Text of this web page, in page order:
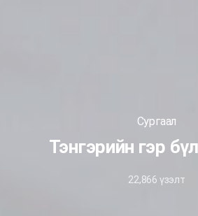
Сургаал
Тэнгэрийн гэр
April
22,866 үзэлт